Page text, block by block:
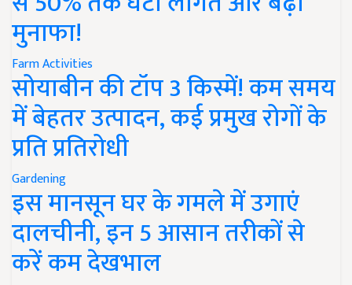
मुनाफा!
Farm Activities
सोयाबीन की टॉप 3 किस्में! कम समय
में बेहतर उत्पादन, कई प्रमुख रोगों के
प्रति प्रतिरोधी
Gardening
इस मानसून घर के गमले में उगाएं
दालचीनी, इन 5 आसान तरीकों से
करें कम देखभाल